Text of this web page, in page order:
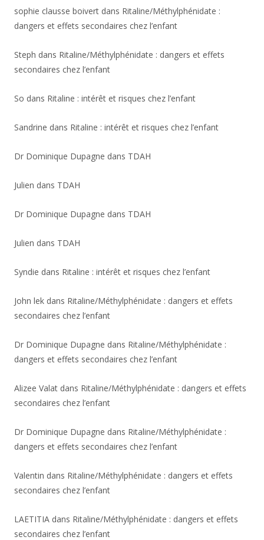
sophie clausse boivert dans Ritaline/Méthylphénidate :
dangers et effets secondaires chez l’enfant
Steph dans Ritaline/Méthylphénidate : dangers et effets
secondaires chez l’enfant
So dans Ritaline : intérêt et risques chez l’enfant
Sandrine dans Ritaline : intérêt et risques chez l’enfant
Dr Dominique Dupagne dans TDAH
Julien dans TDAH
Dr Dominique Dupagne dans TDAH
Julien dans TDAH
Syndie dans Ritaline : intérêt et risques chez l’enfant
John lek dans Ritaline/Méthylphénidate : dangers et effets
secondaires chez l’enfant
Dr Dominique Dupagne dans Ritaline/Méthylphénidate :
dangers et effets secondaires chez l’enfant
Alizee Valat dans Ritaline/Méthylphénidate : dangers et effets
secondaires chez l’enfant
Dr Dominique Dupagne dans Ritaline/Méthylphénidate :
dangers et effets secondaires chez l’enfant
Valentin dans Ritaline/Méthylphénidate : dangers et effets
secondaires chez l’enfant
LAETITIA dans Ritaline/Méthylphénidate : dangers et effets
secondaires chez l’enfant